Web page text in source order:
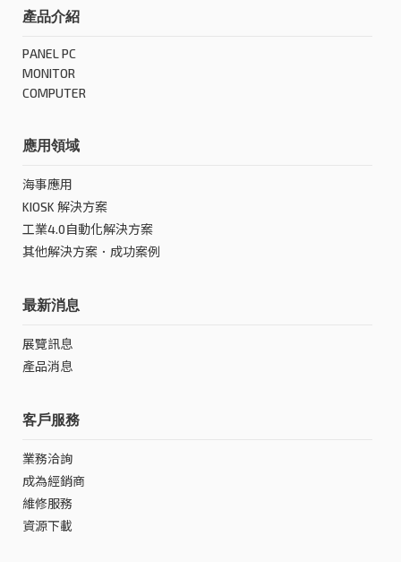
產品介紹
PANEL PC
MONITOR
COMPUTER
應用領域
海事應用
KIOSK 解決方案
工業4.0自動化解決方案
其他解決方案．成功案例
最新消息
展覽訊息
產品消息
客戶服務
業務洽詢
成為經銷商
維修服務
資源下載